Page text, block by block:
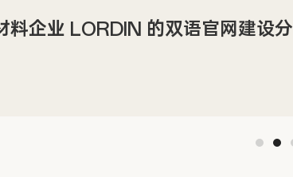
场景沉浸式数字文化场馆网站设计